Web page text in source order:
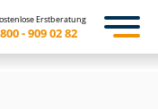
Erstberatung
- 909 02 82